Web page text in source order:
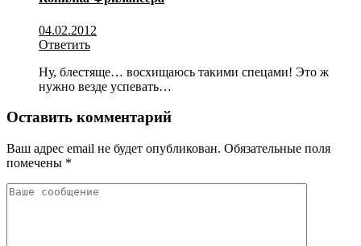
04.02.2012
Ответить
Ну, блестяще… восхищаюсь такими спецами! Это ж
нужно везде успевать…
Оставить комментарий
Ваш адрес email не будет опубликован. Обязательные поля
помечены *